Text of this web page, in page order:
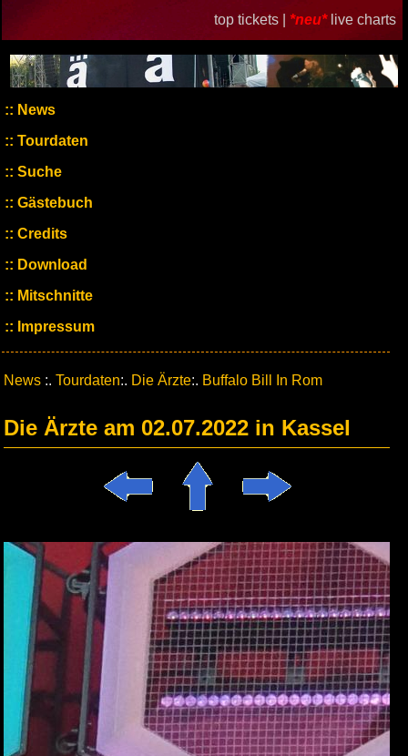
top tickets | *neu* live charts
News
Tourdaten
Suche
Gästebuch
Credits
Download
Mitschnitte
Impressum
News :. Tourdaten:. Die Ärzte:. Buffalo Bill In Rom
Die Ärzte am 02.07.2022 in Kassel